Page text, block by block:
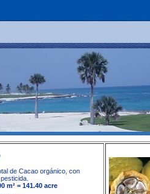
de Cacao orgánico, con
m² = 141.40 acre